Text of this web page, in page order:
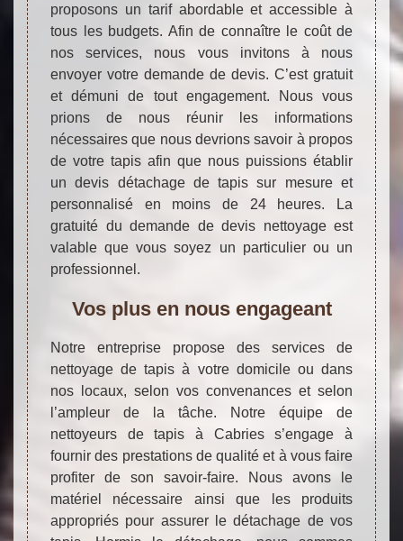
proposons un tarif abordable et accessible à
tous les budgets. Afin de connaître le coût de
nos services, nous vous invitons à nous
envoyer votre demande de devis. C’est gratuit
et démuni de tout engagement. Nous vous
prions de nous réunir les informations
nécessaires que nous devrions savoir à propos
de votre tapis afin que nous puissions établir
un devis détachage de tapis sur mesure et
personnalisé en moins de 24 heures. La
gratuité du demande de devis nettoyage est
valable que vous soyez un particulier ou un
professionnel.
Vos plus en nous engageant
Notre entreprise propose des services de
nettoyage de tapis à votre domicile ou dans
nos locaux, selon vos convenances et selon
l’ampleur de la tâche. Notre équipe de
nettoyeurs de tapis à Cabries s’engage à
fournir des prestations de qualité et à vous faire
profiter de son savoir-faire. Nous avons le
matériel nécessaire ainsi que les produits
appropriés pour assurer le détachage de vos